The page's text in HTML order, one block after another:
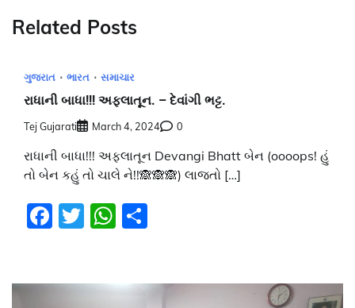
Related Posts
ગુજરાત ભારત સમાચાર
રાધાની બાધા!!! અફલાતૂન. – દેવાંગી ભટ્ટ.
Tej Gujarati March 4, 2024 0
રાધાની બાધા!!! અફલાતૂન Devangi Bhatt બેન (oooops! હું
તો બેન કહું તો ચાલે ને!!🙈🙈🙈) લાજતો […]
Facebook
TwitterWhatsApp